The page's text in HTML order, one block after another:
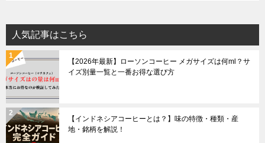
人気記事はこちら
【2026年最新】ローソンコーヒー メガサイズは何ml？サ
イズ別量一覧と一番お得な選び方
【インドネシアコーヒーとは？】味の特徴・種類・産
地・銘柄を解説！